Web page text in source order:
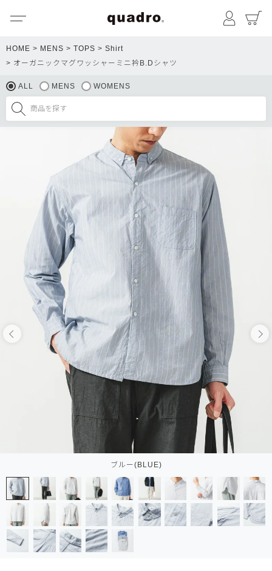
マイペ
HOME MENS TOPS
Shirt
オーガニックマグワッシャーミニ衿B.Dシャツ
ALL MENS WOMENS
ブルー(BLUE)